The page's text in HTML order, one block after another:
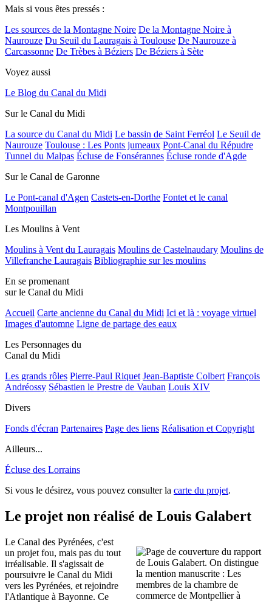
Mais si vous êtes pressés :
Les sources de la Montagne Noire De la Montagne Noire à
Naurouze Du Seuil du Lauragais à Toulouse De Naurouze à
Carcassonne De Trèbes à Béziers De Béziers à Sète
Voyez aussi
Le Blog du Canal du Midi
Sur le Canal du Midi
La source du Canal du Midi Le bassin de Saint Ferréol Le Seuil de
Naurouze Toulouse : Les Ponts jumeaux Pont-Canal du Répudre
Tunnel du Malpas Écluse de Fonsérannes Écluse ronde d'Agde
Sur le Canal de Garonne
Le Pont-canal d'Agen Castets-en-Dorthe Fontet et le canal
Montpouillan
Les Moulins à Vent
Moulins à Vent du Lauragais Moulins de Castelnaudary Moulins de
Villefranche Lauragais Bibliographie sur les moulins
En se promenant
sur le Canal du Midi
Accueil Carte ancienne du Canal du Midi Ici et là : voyage virtuel
Images d'automne Ligne de partage des eaux
Les Personnages du
Canal du Midi
Les grands rôles Pierre-Paul Riquet Jean-Baptiste Colbert François
Andréossy Sébastien le Prestre de Vauban Louis XIV
Divers
Fonds d'écran Partenaires Page des liens Réalisation et Copyright
Ailleurs...
Écluse des Lorrains
Si vous le désirez, vous pouvez consulter la carte du projet.
Le projet non réalisé de Louis Galabert
Le Canal des Pyrénées, c'est
un projet fou, mais pas du tout
irréalisable. Il s'agissait de
poursuivre le Canal du Midi
vers les Pyrénées, et rejoindre
l'Atlantique à Bayonne. Ce